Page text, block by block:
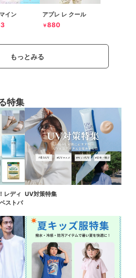
イン アプレ レ クール
￥880
もっとみる
特集
レディ
ストバ
UV対策特集